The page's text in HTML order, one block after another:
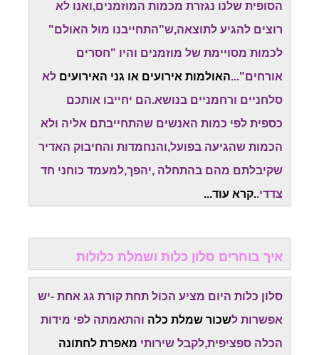
הסופית שלנו נגזרת מכמות המוזמנים,ואנו לא
רוצים להגיע לתוצאה,ש"התחייבנו מול האולם"
לכמות מסויימת של מוזמנים והיו "חסרים
אורחים"...האולמות אירועים או גני האירועים לא
סלחניים ורחמניים בנושא.הם יחייבו אותכם
כספית לפי כמות האנשים שהתחייבתם אליה ולא
הכמות שהגיעה בפועל,והנחמדות והחיבוק האדיר
שקיבלתם מהם בהתחלה ,יהפך,למעמד כוחני חד
צדדי..קרא עוד...
איך בוחרים סלון כלות ושמלת כלולות
סלון כלות היום מציע הכול תחת קורת גג אחת -יש
אפשרות לשכור שמלת כלה והתאמתה לפי מידות
הכלה ספציפית,לקבל שירותי מאפרת לחתונה